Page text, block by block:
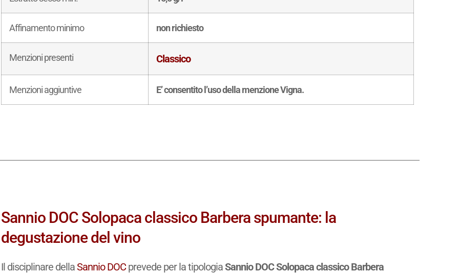
Affinamento minimo non richiesto
Menzioni presenti Classico
Menzioni aggiuntive E’ consentito l’uso della menzione Vigna.
Sannio DOC Solopaca classico Barbera spumante: la
degustazione del vino
Il disciplinare dellaSannio DOC prevede per la tipologiaSannio DOC Solopaca classico Barbera